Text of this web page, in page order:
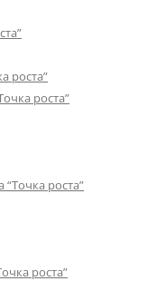
роста”
роста”
роста”
роста”